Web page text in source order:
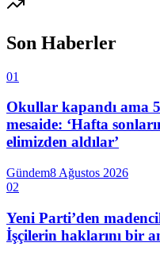
Son Haberler
01
Okullar kapandı ama
mesaide: ‘Hafta
elimizden aldılar’
Gündem8 Ağustos 2026
02
Yeni Parti’den
İşçilerin haklarını bir